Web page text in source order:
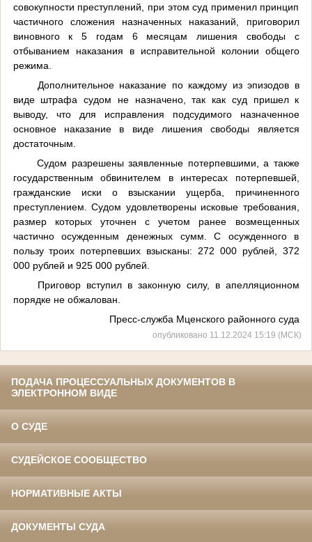
совокупности преступлений, при этом суд применил принцип
частичного сложения назначенных наказаний, приговорил
виновного к 5 годам 6 месяцам лишения свободы с
отбыванием наказания в исправительной колонии общего
режима.
Дополнительное наказание по каждому из эпизодов в
виде штрафа судом не назначено, так как суд пришел к
выводу, что для исправления подсудимого назначенное
основное наказание в виде лишения свободы является
достаточным.
Судом разрешены заявленные потерпевшими, а также
государственным обвинителем в интересах потерпевшей,
гражданские иски о взыскании ущерба, причиненного
преступлением. Судом удовлетворены исковые требования,
размер которых уточнен с учетом ранее возмещенных
частично осужденным денежных сумм. С осужденного в
пользу троих потерпевших взысканы: 272 000 рублей, 372
000 рублей и 925 000 рублей.
Приговор вступил в законную силу, в апелляционном
порядке не обжалован.
Пресс-служба Мценского районного суда
опубликовано 11.12.2024 15:19 (МСК)
ПОДАЧА ПРОЦЕССУАЛЬНЫХ ДОКУМЕНТОВ В
ЭЛЕКТРОННОМ ВИДЕ
О СУДЕ
СУДЕЙСКОЕ СООБЩЕСТВО
НОРМАТИВНЫЕ АКТЫ
ДОКУМЕНТЫ СУДА